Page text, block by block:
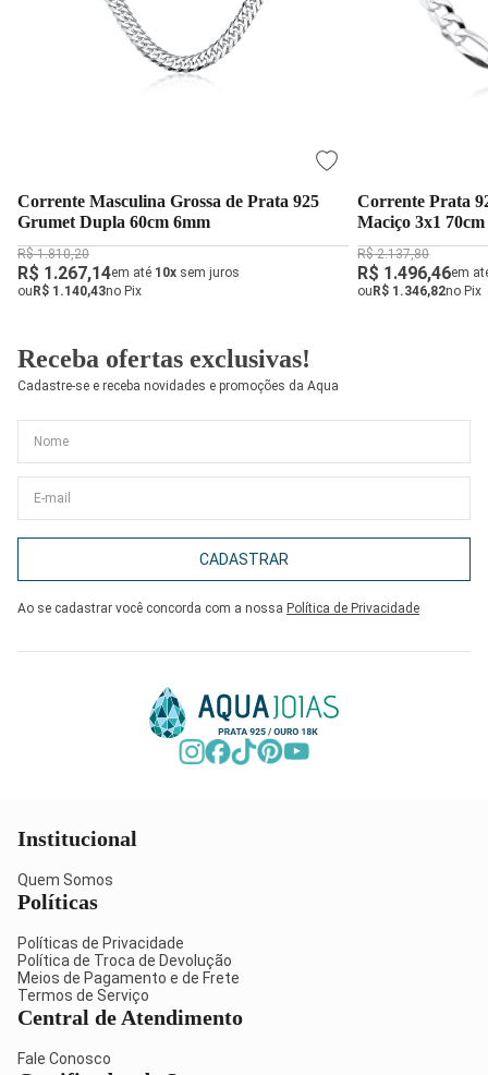
Corrente Masculina Grossa de Prata 925
Grumet Dupla 60cm 6mm
R$ 1.810,20
R$ 1.267,14em até 10x sem juros
ouR$ 1.140,43no Pix
Corrente Prata
Maciço 3x1
R$ 2.137,80
R$ 1.496,46em
ouR$ 1.346,82no Pix
Receba ofertas exclusivas!
Cadastre-se e receba novidades e promoções da Aqua
CADASTRAR
Ao se cadastrar você concorda com a nossa Política de Privacidade
Institucional
Quem Somos
Políticas
Políticas de Privacidade
Política de Troca de Devolução
Meios de Pagamento e de Frete
Termos de Serviço
Central de Atendimento
Fale Conosco